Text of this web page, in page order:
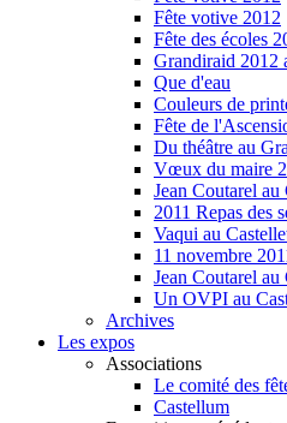
Fête votive 2012
Fête des écoles
Grandiraid 2012
Que d'eau
Couleurs de
Fête de
Du théâtre au
Vœux du maire
Jean Coutarel au
2011 Repas des
Vaqui au
11 novembre
Jean Coutarel au
Un OVPI au
Archives
Les expos
Associations
Le comité des
Castellum